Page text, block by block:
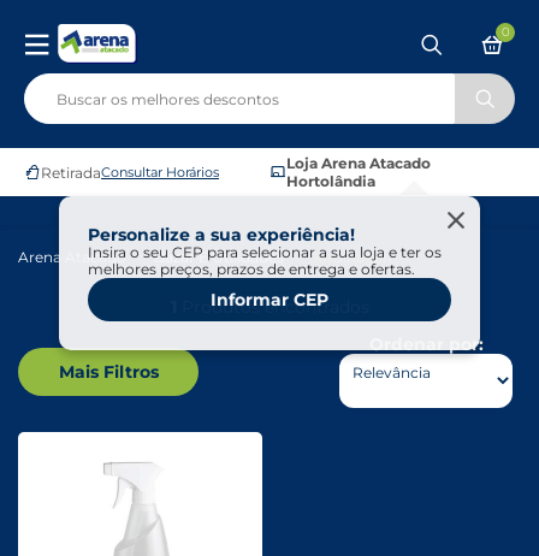
RetiradaConsultar Horários
Loja Arena Atacado
Hortolândia
Personalize a sua experiência!
Insira o seu CEP para selecionar a sua loja e ter os
melhores preços, prazos de entrega e ofertas.
Informar CEP
0
Arena Atacado Bazar E Utilidades Jardinagem
Produtos encontrados
Mais Filtros
Ordenar por: